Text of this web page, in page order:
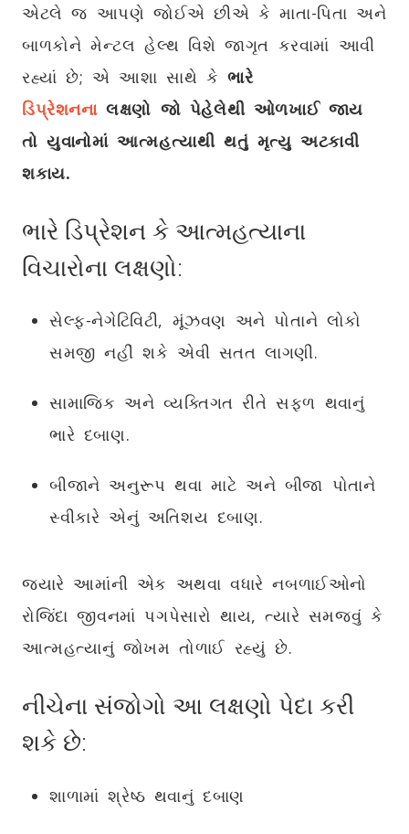
એટલે જ આપણે જોઈએ છીએ કે માતા-પિતા અને
બાળકોને મેન્ટલ હેલ્થ વિશે જાગૃત કરવામાં આવી
રહ્યાં છે; એ આશા સાથે કેભારે
ડિપ્રેશનના લક્ષણો જો પેહેલેથી ઓળખાઈ જાય
તો યુવાનોમાં આત્મહત્યાથી થતું મૃત્યુ અટકાવી
શકાય.
ભારે ડિપ્રેશન કે આત્મહત્યાના
વિચારોના લક્ષણો:
સેલ્ફ-નેગેટિવિટી, મૂંઝવણ અને પોતાને લોકો
સમજી નહીં શકે એવી સતત લાગણી.
સામાજિક અને વ્યક્તિગત રીતે સફળ થવાનું
ભારે દબાણ.
બીજાને અનુરૂપ થવા માટે અને બીજા પોતાને
સ્વીકારે એનું અતિશય દબાણ.
જ્યારે આમાંની એક અથવા વધારે નબળાઈઓનો
રોજિંદા જીવનમાં પગપેસારો થાય, ત્યારે સમજવું કે
આત્મહત્યાનું જોખમ તોળાઈ રહ્યું છે.
નીચેના સંજોગો આ લક્ષણો પેદા કરી
શકે છે:
શાળામાં શ્રેષ્ઠ થવાનું દબાણ